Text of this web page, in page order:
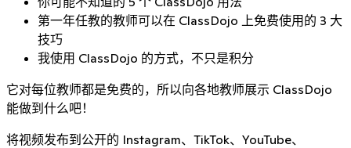
第一年任教的教师可以在 ClassDojo 上免费使用的 3 大
技巧
我使用 ClassDojo 的方式，不只是积分
它对每位教师都是免费的，所以向各地教师展示 ClassDojo
能做到什么吧！
将视频发布到公开的 Instagram、TikTok、YouTube、